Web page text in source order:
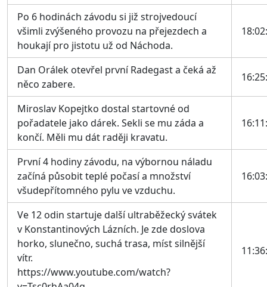
Po 6 hodinách závodu si již strojvedoucí
všimli zvýšeného provozu na přejezdech a
houkají pro jistotu už od Náchoda.
Dan Orálek otevřel první Radegast a čeká až
něco zabere.
Miroslav Kopejtko dostal startovné od
pořadatele jako dárek. Sekli se mu záda a
končí. Měli mu dát raději kravatu.
První 4 hodiny závodu, na výbornou náladu
začíná působit teplé počasí a množství
všudepřítomného pylu ve vzduchu.
Ve 12 odin startuje další ultraběžecký svátek
v Konstantinových Lázních. Je zde doslova
horko, slunečno, suchá trasa, míst silnější
vítr.
https://www.youtube.com/watch?